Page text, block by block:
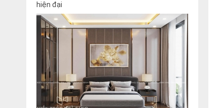
hiện đại